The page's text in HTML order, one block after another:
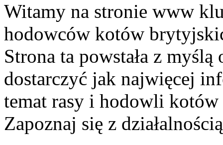
Witamy na stronie www
hodowców kotów
Strona ta powstała z
dostarczyć jak najwięcej
temat rasy i hodowli
Zapoznaj się z